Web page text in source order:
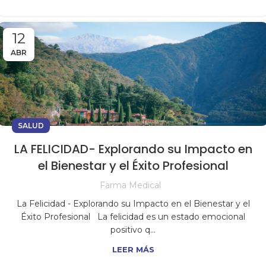
12
ABR
SALUD
LA FELICIDAD- Explorando su Impacto en
el Bienestar y el Éxito Profesional
Farma Medical
La Felicidad - Explorando su Impacto en el Bienestar y el
Éxito Profesional La felicidad es un estado emocional
positivo q...
LEER MÁS